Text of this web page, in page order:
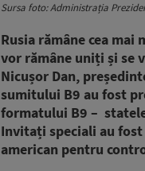
Sursa foto: Administrația
Rusia rămâne cea
vor rămâne uniți și se
Nicușor Dan,
sumitului B9 au fost
formatului B9 –
Invitați speciali au
american pentru